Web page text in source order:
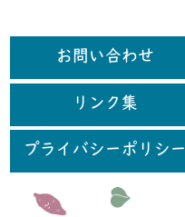
お問い合わせ
リンク集
プライバシーポリシー